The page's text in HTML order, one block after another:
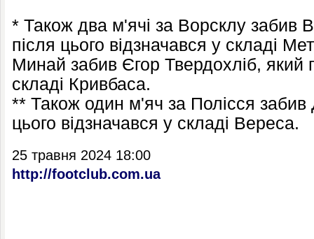
* Також два м'ячі за Ворсклу забив
після цього відзначався у складі
Минай забив Єгор Твердохліб, який
складі Кривбаса.
** Також один м'яч за Полісся
цього відзначався у складі Вереса.
25 травня 2024 18:00
http://footclub.com.ua